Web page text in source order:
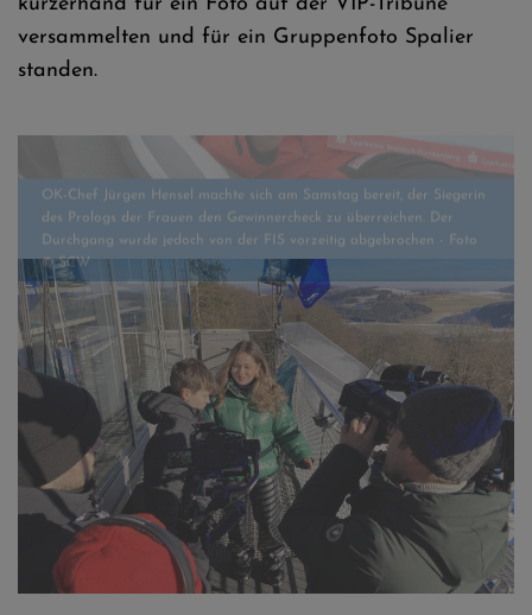
versammelten und für ein Gruppenfoto Spalier
standen.
OK-Chef Jürgen Hensel machte sich am Samstag bereit, der Siegerin
Der Kinderreporter auf der Mühlenkopfschanze - Foto © SCW